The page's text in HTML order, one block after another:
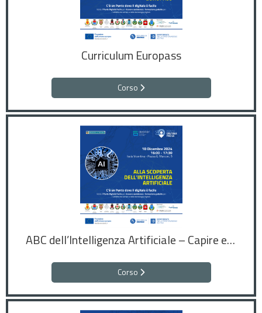
Curriculum Europass
Corso
ABC dell’Intelligenza Artificiale – Capire e usare l’IA nella vita quotidiana
Corso